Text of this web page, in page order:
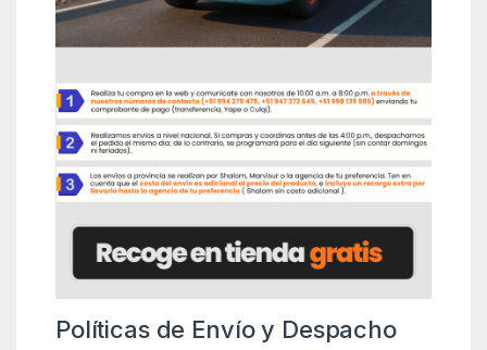
Políticas de Envío y Despacho